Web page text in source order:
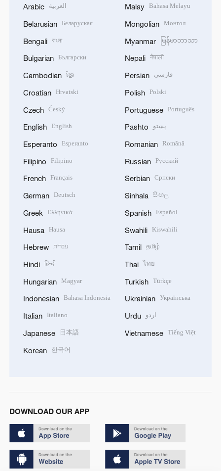
Arabic العربية
Belarusian Беларуская
Bengali বাংলা
Bulgarian Български
Cambodian ខ្មែរ
Croatian Hrvatski
Czech Český
English English
Esperanto Esperanto
Filipino Filipino
French Français
German Deutsch
Greek Ελληνικά
Hausa Hausa
Hebrew עברית
Hindi हिन्दी
Hungarian Magyar
Indonesian Bahasa Indonesia
Italian Italiano
Japanese 日本語
Korean 한국어
Malay Bahasa Melayu
Mongolian Монгол
Myanmar မြန်မာဘာသာ
Nepali नेपाली
Persian فارسی
Polish Polski
Portuguese Português
Pashto پښتو
Romanian Română
Russian Русский
Serbian Српски
Sinhala සිංහල
Spanish Español
Swahili Kiswahili
Tamil தமிழ்
Thai ไทย
Turkish Türkçe
Ukrainian Українська
Urdu اردو
Vietnamese Tiếng Việt
DOWNLOAD OUR APP